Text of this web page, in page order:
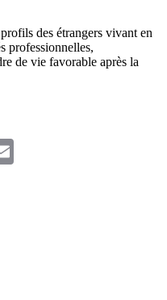
des étrangers vivant en
professionnelles,
de vie favorable après la